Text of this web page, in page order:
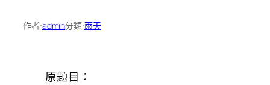
作者:admin分類:雨天
原題目：